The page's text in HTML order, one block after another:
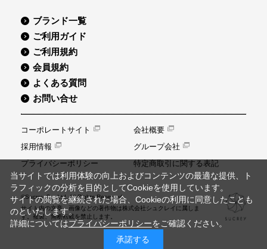
ブランド一覧
ご利用ガイド
ご利用規約
会員規約
よくある質問
お問い合せ
コーポレートサイト
会社概要
採用情報
グループ会社
プライバシーポリシー
特定商取引に関する表記
©Sucrey Co.,Ltd. All Rights Reserved.
サイト内の文章、画像などの著作物は株式会社シュクレイに属しま
す。複製、無断転載を禁止します。
当サイトでは利用体験の向上およびコンテンツの最適な提供、ト
ラフィックの分析を目的としてCookieを使用しています。
サイトの閲覧を継続された場合、Cookieの利用に同意したことも
のといたします。
詳細についてはプライバシーポリシーをご確認ください。
承諾する